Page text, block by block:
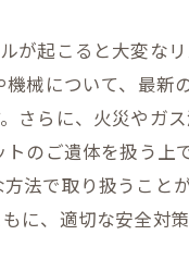
起こると大変なリ
械について、最新
さらに、火災やガ
のご遺体を扱う上
法で取り扱うこと
に、適切な安全対